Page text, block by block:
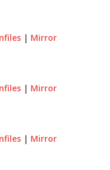
| Mirror
| Mirror
| Mirror